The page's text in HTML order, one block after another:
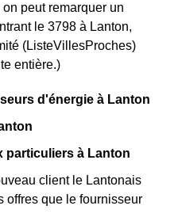
peut remarquer un
le 3798 à Lanton,
(ListeVillesProches)
entière.)
d'énergie à Lanton
particuliers à Lanton
client le Lantonais
offres que le fournisseur